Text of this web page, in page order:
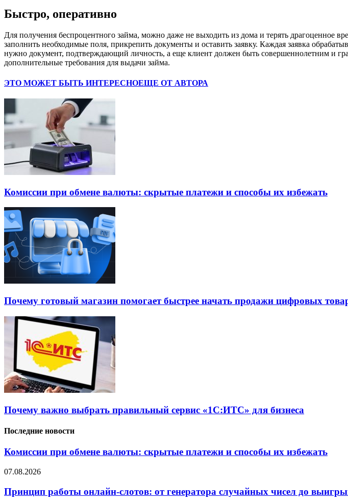
Быстро, оперативно
Для получения беспроцентного займа, можно даже не выходить из дома и терять
заполнить необходимые поля, прикрепить документы и оставить заявку. Каждая заявка
нужно документ, подтверждающий личность, а еще клиент должен быть совершеннолетним и
дополнительные требования для выдачи займа.
ЭТО МОЖЕТ БЫТЬ ИНТЕРЕСНОЕЩЕ ОТ АВТОРА
Комиссии при обмене валюты: скрытые платежи и способы их избежать
Почему готовый магазин помогает быстрее начать продажи цифровых
Почему важно выбрать правильный сервис «1С:ИТС» для бизнеса
Последние новости
Комиссии при обмене валюты: скрытые платежи и способы их избежать
07.08.2026
Принцип работы онлайн-слотов: от генератора случайных чисел до